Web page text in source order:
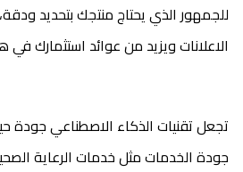
للجمهور الذي يحتاج منتجك بتحديد
الاعلانات ويزيد من عوائد استثمارك في
تجعل تقنيات الذكاء الاصطناعي جودة
جودة الخدمات مثل خدمات الرعاية